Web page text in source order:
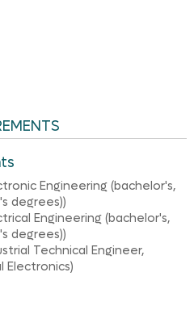
Engineering (bachelor's,
degrees))
Engineering (bachelor's,
degrees))
Technical Engineer,
Electronics)